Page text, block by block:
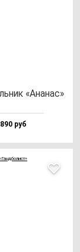
«Ана­нас»
руб